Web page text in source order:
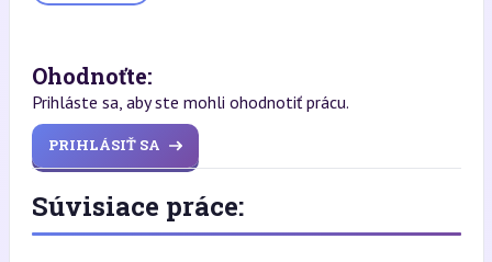
Ohodnoťte:
Prihláste sa, aby ste mohli ohodnotiť prácu.
PRIHLÁSIŤ SA
Súvisiace práce: